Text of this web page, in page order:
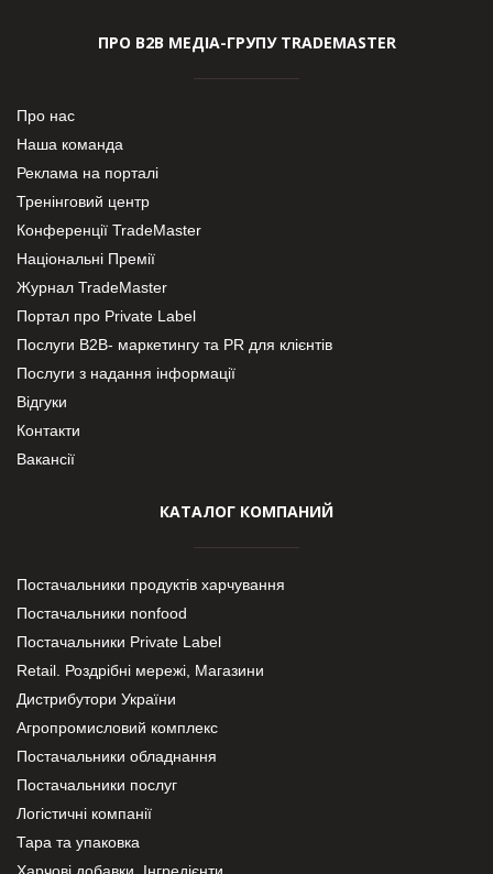
ПРО В2В МЕДІА-ГРУПУ TRADEMASTER
Про нас
Наша команда
Реклама на порталі
Тренінговий центр
Конференції TradeMaster
Національні Премії
Журнал TradeMaster
Портал про Private Label
Послуги В2В- маркетингу та PR для клієнтів
Послуги з надання інформації
Відгуки
Контакти
Вакансії
КАТАЛОГ КОМПАНИЙ
Постачальники продуктів харчування
Постачальники nonfood
Постачальники Private Label
Retail. Роздрібні мережі, Магазини
Дистрибутори України
Агропромисловий комплекс
Постачальники обладнання
Постачальники послуг
Логістичні компанії
Тара та упаковка
Харчові добавки. Інгредієнти.